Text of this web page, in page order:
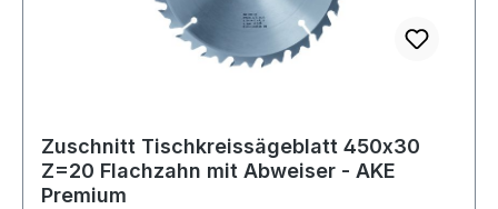
Zuschnitt Tischkreissägeblatt 450x30
Z=20 Flachzahn mit Abweiser - AKE
Premium